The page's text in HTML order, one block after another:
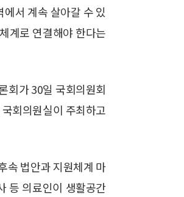
서 계속 살아갈 수 있
계로 연결해야 한다는
회가 30일 국회의원회
회의원실이 주최하고
속 법안과 지원체계 마
등 의료인이 생활공간